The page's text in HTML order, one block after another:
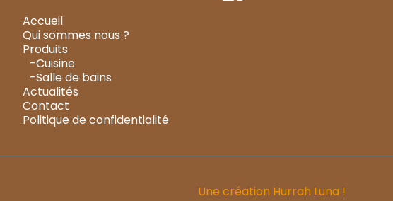
Accueil
Qui sommes nous ?
Produits
-Cuisine
-Salle de bains
Actualités
Contact
Politique de confidentialité
Une création Hurrah Luna !